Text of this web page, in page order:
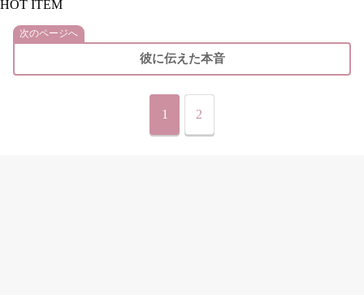
HOT ITEM
次のページへ
彼に伝えた本音
1 2